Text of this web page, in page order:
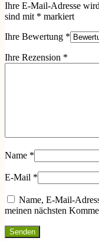
Ihre E-Mail-Adresse
sind mit * markiert
Ihre Bewertung *
Ihre Rezension *
Name *
E-Mail *
Name, E-Mail-
meinen nächsten